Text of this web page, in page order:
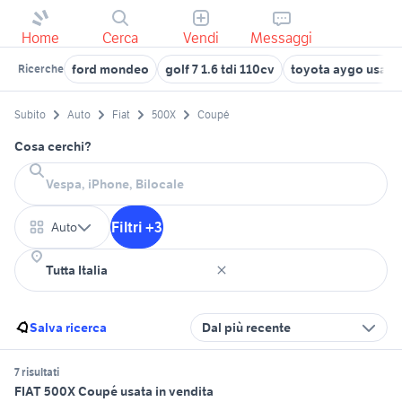
Home Cerca Vendi Messaggi
Ricerche ford mondeo golf 7 1.6 tdi 110cv toyota aygo usata
Subito Auto Fiat 500X Coupé
Cosa cerchi?
Auto Filtri +3
Salva ricerca Dal più recente
7 risultati
FIAT 500X Coupé usata in vendita